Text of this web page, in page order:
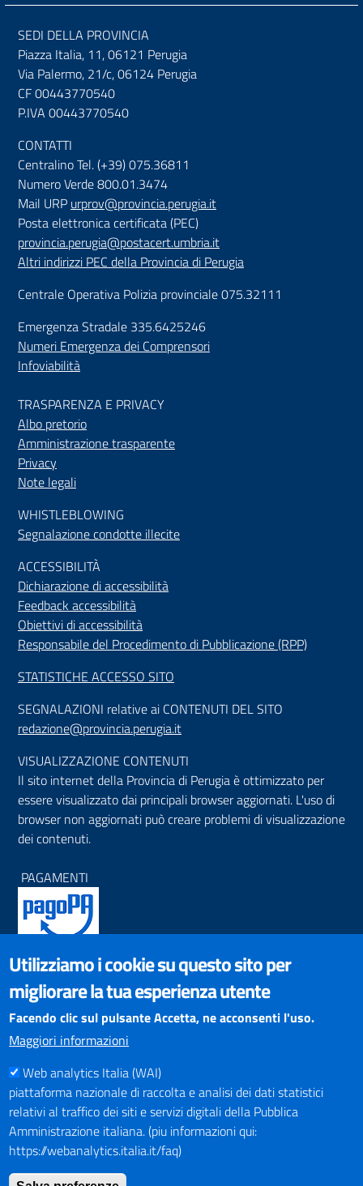
SEDI DELLA PROVINCIA
Piazza Italia, 11, 06121 Perugia
Via Palermo, 21/c, 06124 Perugia
CF 00443770540
P.IVA 00443770540
CONTATTI
Centralino Tel. (+39) 075.36811
Numero Verde 800.01.3474
Mail URP urprov@provincia.perugia.it
Posta elettronica certificata (PEC)
provincia.perugia@postacert.umbria.it
Altri indirizzi PEC della Provincia di Perugia
Centrale Operativa Polizia provinciale 075.32111
Emergenza Stradale 335.6425246
Numeri Emergenza dei Comprensori
Infoviabilità
TRASPARENZA E PRIVACY
Albo pretorio
Amministrazione trasparente
Privacy
Note legali
WHISTLEBLOWING
Segnalazione condotte illecite
ACCESSIBILITÀ
Dichiarazione di accessibilità
Feedback accessibilità
Obiettivi di accessibilità
Responsabile del Procedimento di Pubblicazione (RPP)
STATISTICHE ACCESSO SITO
SEGNALAZIONI relative ai CONTENUTI DEL SITO
redazione@provincia.perugia.it
VISUALIZZAZIONE CONTENUTI
Il sito internet della Provincia di Perugia è ottimizzato per
essere visualizzato dai principali browser aggiornati. L'uso di
browser non aggiornati può creare problemi di visualizzazione
dei contenuti.
PAGAMENTI
SOCIAL NETWORKS
Pagina Facebook
Profilo Instagram
Canale YouTube
Mappa del Sito
Utilizziamo i cookie su questo sito per
migliorare la tua esperienza utente
Facendo clic sul pulsante Accetta, ne acconsenti l'uso.
Maggiori informazioni
Web analytics Italia (WAI)
piattaforma nazionale di raccolta e analisi dei dati statistici
relativi al traffico dei siti e servizi digitali della Pubblica
Amministrazione italiana. (piu informazioni qui:
https://webanalytics.italia.it/faq)